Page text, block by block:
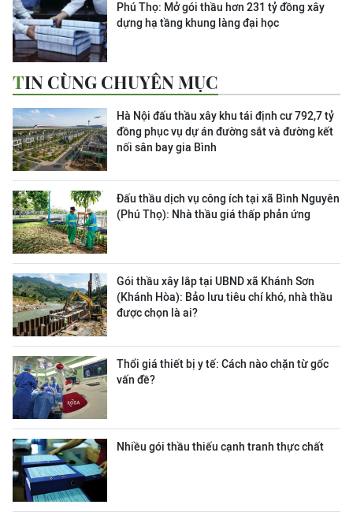
Phú Thọ: Mở gói thầu hơn 231 tỷ đồng xây
dựng hạ tầng khung làng đại học
TIN CÙNG CHUYÊN MỤC
Hà Nội đấu thầu xây khu tái định cư 792,7 tỷ
đồng phục vụ dự án đường sắt và đường kết
nối sân bay gia Bình
Đấu thầu dịch vụ công ích tại xã Bình Nguyên
(Phú Thọ): Nhà thầu giá thấp phản ứng
Gói thầu xây lắp tại UBND xã Khánh Sơn
(Khánh Hòa): Bảo lưu tiêu chí khó, nhà thầu
được chọn là ai?
Thổi giá thiết bị y tế: Cách nào chặn từ gốc
vấn đề?
Nhiều gói thầu thiếu cạnh tranh thực chất